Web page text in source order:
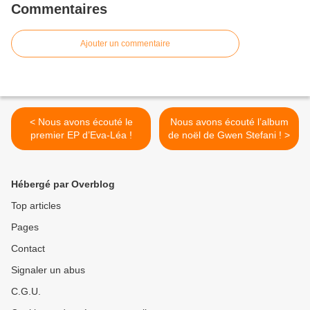
Commentaires
Ajouter un commentaire
< Nous avons écouté le
premier EP d’Eva-Léa !
Nous avons écouté l’album
de noël de Gwen Stefani ! >
Hébergé par Overblog
Top articles
Pages
Contact
Signaler un abus
C.G.U.